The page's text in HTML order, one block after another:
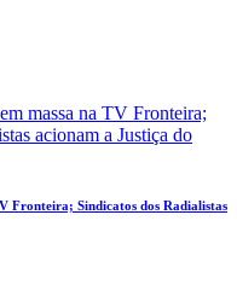
Fronteira; Sindicatos dos Radialistas